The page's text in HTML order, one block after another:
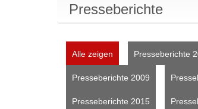
Presseberichte
Alle zeigen Presseberichte
Presseberichte 2009
Presseberichte 2015